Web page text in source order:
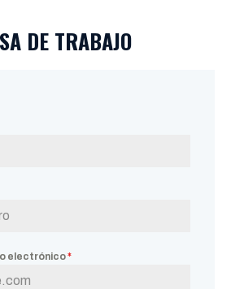
DE TRABAJO
electrónico*